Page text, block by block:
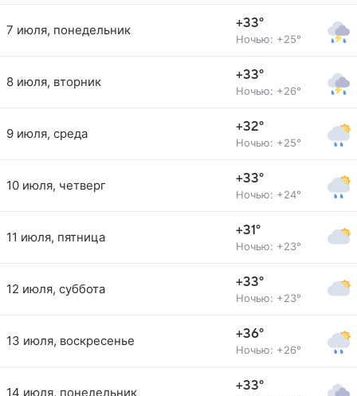
7 июля, понедельник +33°
Ночью: +25°
8 июля, вторник +33°
Ночью: +26°
9 июля, среда +32°
Ночью: +25°
10 июля, четверг +33°
Ночью: +24°
11 июля, пятница +31°
Ночью: +23°
12 июля, суббота +33°
Ночью: +23°
13 июля, воскресенье +36°
Ночью: +26°
14 июля, понедельник +33°